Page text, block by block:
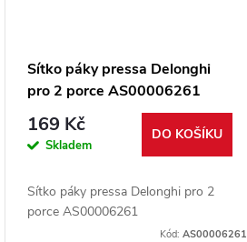
Sítko páky pressa Delonghi
pro 2 porce AS00006261
169 Kč
Skladem
DO KOŠÍKU
Sítko páky pressa Delonghi pro 2
porce AS00006261
Kód: AS00006261